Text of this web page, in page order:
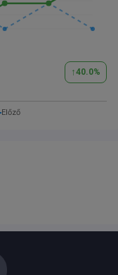
↑40.0%
Előző